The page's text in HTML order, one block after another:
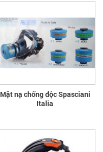
Mặt nạ chống độc Spasciani
Italia